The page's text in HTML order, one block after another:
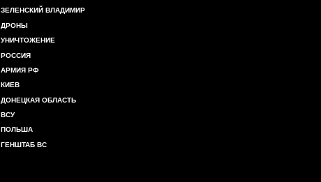
ЗЕЛЕНСКИЙ ВЛАДИМИР
ДРОНЫ
УНИЧТОЖЕНИЕ
РОССИЯ
АРМИЯ РФ
КИЕВ
ДОНЕЦКАЯ ОБЛАСТЬ
ВСУ
ПОЛЬША
ГЕНШТАБ ВС